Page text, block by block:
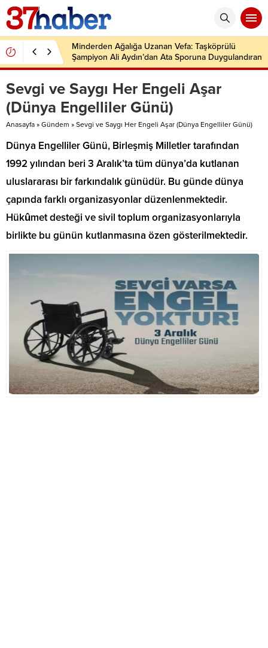
Minderden Ağalığa Uzanan Vefa: Taşköprülü
Şampiyon Ali Aydın’dan Ata Sporuna Duygulandıran
Dönüş
Sevgi ve Saygı Her Engeli Aşar
(Dünya Engelliler Günü)
Anasayfa » Gündem » Sevgi ve Saygı Her Engeli Aşar (Dünya Engelliler Günü)
Dünya Engelliler Günü, Birleşmiş Milletler tarafından
1992 yılından beri 3 Aralık’ta tüm dünya’da kutlanan
uluslararası bir farkındalık günüdür. Bu günde dünya
çapında farklı organizasyonlar düzenlenmektedir.
Hükûmet desteği ve sivil toplum organizasyonlarıyla
birlikte bu günün kutlanmasına özen gösterilmektedir.